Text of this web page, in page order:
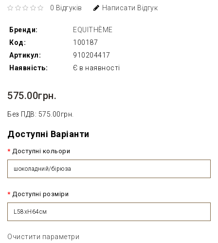
0 Відгуків Написати Відгук
Бренди:
EQUITHÈME
Код:
100187
Артикул:
910204417
Наявність:
Є в наявності
575.00грн.
Без ПДВ: 575.00грн.
Доступні Варіанти
Доступні кольори
шоколадний/бірюза
Доступні розміри
L58xH64см
Очистити параметри